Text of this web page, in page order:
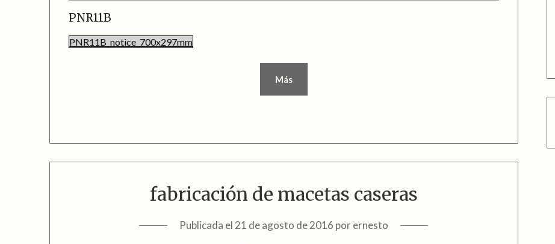
PNR11B
PNR11B_notice_700x297mm
Más
fabricación de macetas caseras
Publicada el 21 de agosto de 2016 porernesto